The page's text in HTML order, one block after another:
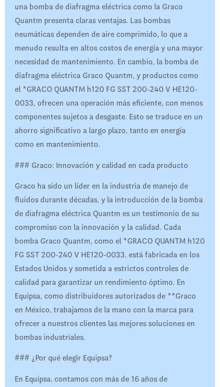
una bomba de diafragma eléctrica como la Graco
Quantm presenta claras ventajas. Las bombas
neumáticas dependen de aire comprimido, lo que a
menudo resulta en altos costos de energía y una mayor
necesidad de mantenimiento. En cambio, la bomba de
diafragma eléctrica Graco Quantm, y productos como
el *GRACO QUANTM h120 FG SST 200-240 V HE120-
0033, ofrecen una operación más eficiente, con menos
componentes sujetos a desgaste. Esto se traduce en un
ahorro significativo a largo plazo, tanto en energía
como en mantenimiento.
### Graco: Innovación y calidad en cada producto
Graco ha sido un líder en la industria de manejo de
fluidos durante décadas, y la introducción de la bomba
de diafragma eléctrica Quantm es un testimonio de su
compromiso con la innovación y la calidad. Cada
bomba Graco Quantm, como el *GRACO QUANTM h120
FG SST 200-240 V HE120-0033, está fabricada en los
Estados Unidos y sometida a estrictos controles de
calidad para garantizar un rendimiento óptimo. En
Equipsa, como distribuidores autorizados de **Graco
en México, trabajamos de la mano con la marca para
ofrecer a nuestros clientes las mejores soluciones en
bombas industriales.
### ¿Por qué elegir Equipsa?
En Equipsa, contamos con más de 16 años de